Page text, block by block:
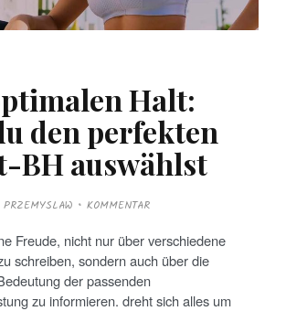
Halt:
den perfekten
BH auswählst
PRZEMYSLAW KOMMENTAR
Freude, nicht nur über verschiedene
schreiben, sondern auch über die
der passenden
zu informieren. dreht sich alles um